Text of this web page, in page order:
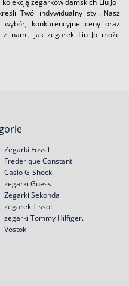
Twój indywidualny styl. Nasz
konkurencyjne ceny oraz
z nami, jak zegarek Liu Jo może
Zegarki Fossil
Frederique Constant
Casio G-Shock
zegarki Guess
Zegarki Sekonda
zegarek Tissot
zegarki Tommy Hilfiger.
Vostok